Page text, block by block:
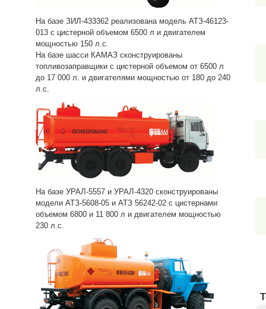
На базе ЗИЛ-433362 реализована модель АТЗ-46123-
013 с цистерной объемом 6500 л и двигателем
мощностью 150 л.с.
На базе шасси КАМАЗ сконструированы
топливозаправщики с цистерной объемом от 6500 л
до 17 000 л. и двигателями мощностью от 180 до 240
л.с.
На базе УРАЛ-5557 и УРАЛ-4320 сконструированы
модели АТЗ-5608-05 и АТЗ 56242-02 с цистернами
объемом 6800 и 11 800 л и двигателем мощностью
230 л.с.